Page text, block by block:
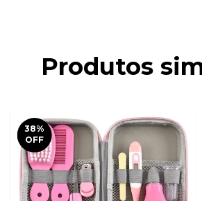
Produtos
38%
OFF